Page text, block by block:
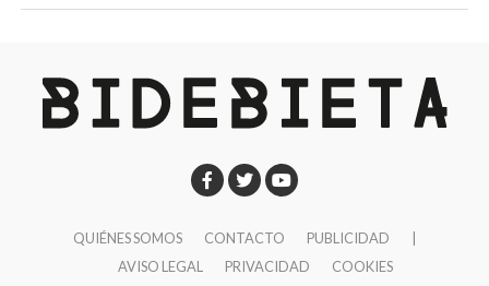
QUIÉNES SOMOS CONTACTO PUBLICIDAD
AVISO LEGAL
PRIVACIDAD COOKIES